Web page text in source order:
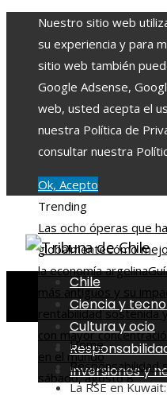
Nuestro sitio web
su experiencia y para
sitio web también
Google Adsense,
web, usted acepta el
nuestra Política de
consultar nuestra
Ok, Acepto
Trending
Las ocho óperas que
globalmenteCómo
la economía argelina
más antiguos y su
rentabilidad sostenida
con mayor
en el mundo
sábado, agosto 8
Chile
Ciencia y
Cultura y ocio
Inversiones y
Home
Responsabilidad
La RSE en